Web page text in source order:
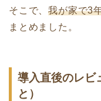
そこで、我が家で3
まとめました。
導入直後のレビ
と）